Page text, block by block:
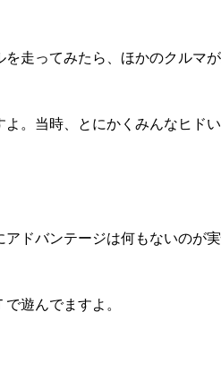
ってみたら、ほかのクルマ
当時、とにかくみんなヒド
ドバンテージは何もないのが実
遊んでますよ。